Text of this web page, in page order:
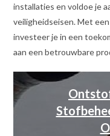
installaties en voldoe je
veiligheidseisen. Met
investeer je in een
aan een betrouwbare